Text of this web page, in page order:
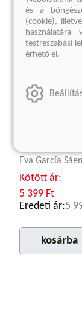
Eva García
Kötött ár:
5 399 Ft
Eredeti ár:5
kosárba
és a
(cookie),
használatára
testreszabási
érhető el.